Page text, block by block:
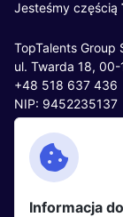
Jesteśmy częścią
TopTalents Group
ul. Twarda 18,
+48 518 637 436
NIP: 9452235137
Kontakt
Facebook
Twitter
Informacja